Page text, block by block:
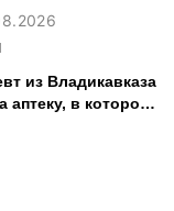
из Владикавказа
аптеку, в которой